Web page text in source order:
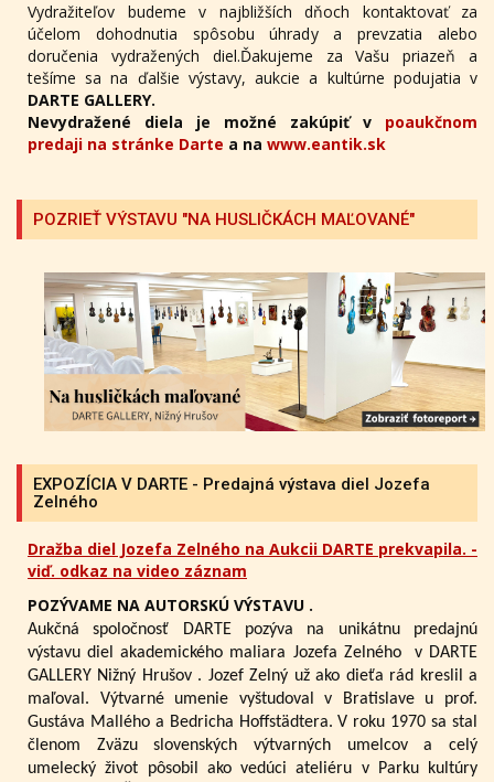
Vydražiteľov budeme v najbližších dňoch kontaktovať za
účelom dohodnutia spôsobu úhrady a prevzatia alebo
doručenia vydražených diel.Ďakujeme za Vašu priazeň a
tešíme sa na ďalšie výstavy, aukcie a kultúrne podujatia v
DARTE GALLERY.
Nevydražené diela je možné zakúpiť v poaukčnom
predaji na stránke Darte a na www.eantik.sk
POZRIEŤ VÝSTAVU "NA HUSLIČKÁCH MAĽOVANÉ"
EXPOZÍCIA V DARTE - Predajná výstava diel Jozefa
Zelného
Dražba diel Jozefa Zelného na Aukcii DARTE prekvapila. -
viď. odkaz na video záznam
POZÝVAME NA AUTORSKÚ VÝSTAVU .
Aukčná spoločnosť DARTE pozýva na unikátnu predajnú
výstavu diel akademického maliara Jozefa Zelného
v DARTE
GALLERY Nižný Hrušov . Jozef Zelný už ako dieťa rád kreslil a
maľoval. Výtvarné umenie vyštudoval v Bratislave u prof.
Gustáva Mallého a Bedricha Hoffstädtera. V roku 1970 sa stal
členom Zväzu slovenských výtvarných umelcov a celý
umelecký život pôsobil ako vedúci ateliéru v Parku kultúry